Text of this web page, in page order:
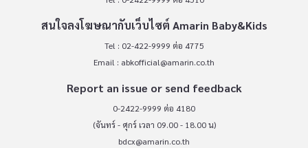
สนใจลงโฆษณากับเว็บไซต์ Amarin Baby&Kids
Tel : 02-422-9999 ต่อ 4775
Email : abkofficial@amarin.co.th
Report an issue or send feedback
0-2422-9999 ต่อ 4180
(จันทร์ - ศุกร์ เวลา 09.00 - 18.00 น)
bdcx@amarin.co.th